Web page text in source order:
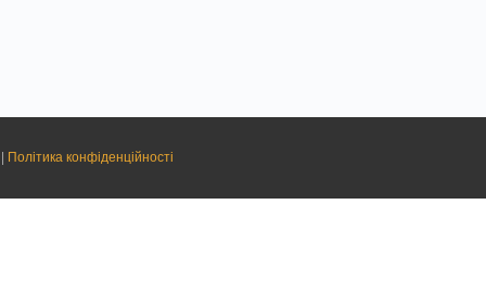
Політика конфіденційності